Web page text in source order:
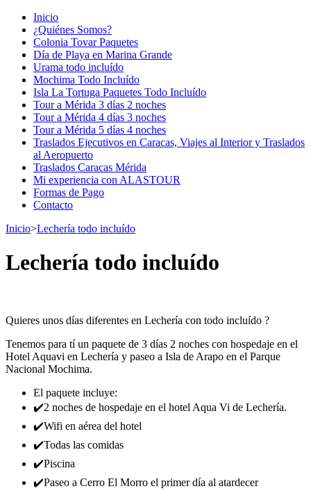
Inicio
¿Quiénes Somos?
Colonia Tovar Paquetes
Día de Playa en Marina Grande
Urama todo incluído
Mochima Todo Incluído
Isla La Tortuga Paquetes Todo Incluído
Tour a Mérida 3 días 2 noches
Tour a Mérida 4 días 3 noches
Tour a Mérida 5 días 4 noches
Traslados Ejecutivos en Caracas, Viajes al Interior y Traslados
al Aeropuerto
Traslados Caracas Mérida
Mi experiencia con ALASTOUR
Formas de Pago
Contacto
Inicio>Lechería todo incluído
Lechería todo incluído
Quieres unos días diferentes en Lechería con todo incluído ?
Tenemos para tí un paquete de 3 días 2 noches con hospedaje en el
Hotel Aquavi en Lechería y paseo a Isla de Arapo en el Parque
Nacional Mochima.
El paquete incluye:
✔️2 noches de hospedaje en el hotel Aqua Vi de Lechería.
✔️Wifi en aérea del hotel
✔️Todas las comidas
✔️Piscina
✔️Paseo a Cerro El Morro el primer día al atardecer